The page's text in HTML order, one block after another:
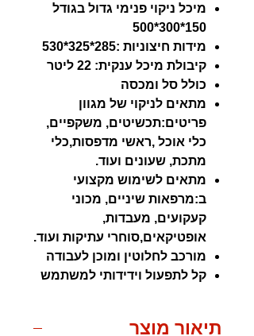
מיכל ניקוי פנימי גדול בגודל
150*300*500
מידות חיצוניות :285*325*530
קיבולת מיכל ענקית: 22 ליטר
כולל סל ומכסה
מתאים לניקוי של מגוון
פריטים:תכשיטים, משקפיים,
כלי אוכל ,ראשי מדפסות,כלי
מתכת, שעונים ועוד.
מתאים לשימוש מקצועי
ב:מרפאות שיניים, מכוני
קעקועים, מעבדות,
אופטיקאים,סוחרי עתיקות ועוד.
מורכב לחלוטין ומוכן לעבודה
קל לתפעול וידידותי למשתמש
תיאור מוצר